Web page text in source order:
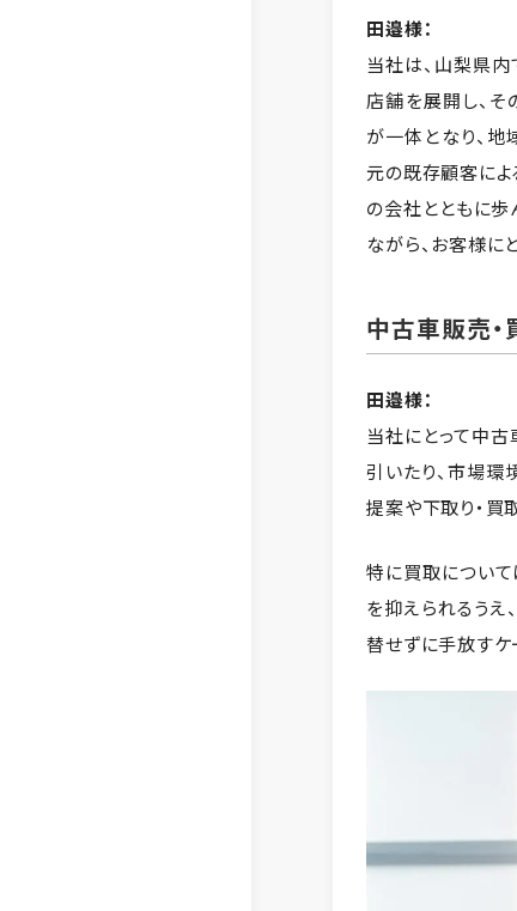
田邉様：
当社は、山梨県内
店舗を展開し、
が一体となり、
元の既存顧客によ
の会社とともに歩
ながら、お客様に
中古車販売・
田邉様：
当社にとって中
引いたり、市場環
提案や下取り・買
特に買取について
を抑えられるうえ
替せずに手放すケ